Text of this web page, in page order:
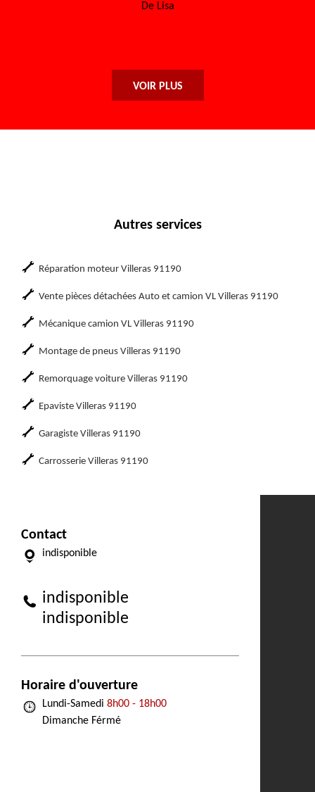
De Lisa
VOIR PLUS
Autres services
Réparation moteur Villeras 91190
Vente pièces détachées Auto et camion VL Villeras 91190
Mécanique camion VL Villeras 91190
Montage de pneus Villeras 91190
Remorquage voiture Villeras 91190
Epaviste Villeras 91190
Garagiste Villeras 91190
Carrosserie Villeras 91190
Contact
indisponible
indisponible
indisponible
Horaire d'ouverture
Lundi-Samedi 8h00 - 18h00
Dimanche Férmé